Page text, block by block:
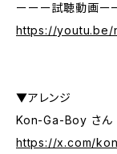
ーーー試聴動画ー
https://youtu.be/
▼アレンジ
Kon-Ga-Boy さん
https://x.com/